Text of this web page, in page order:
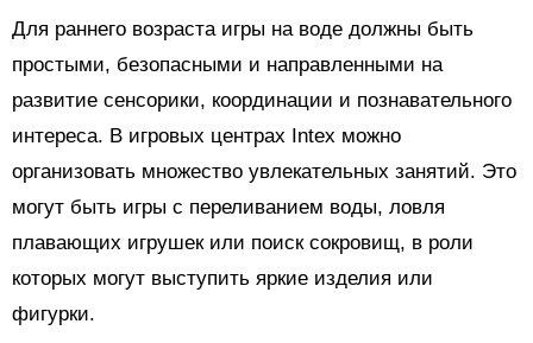
Для раннего возраста игры на воде должны быть
простыми, безопасными и направленными на
развитие сенсорики, координации и познавательного
интереса. В игровых центрах Intex можно
организовать множество увлекательных занятий. Это
могут быть игры с переливанием воды, ловля
плавающих игрушек или поиск сокровищ, в роли
которых могут выступить яркие изделия или
фигурки.